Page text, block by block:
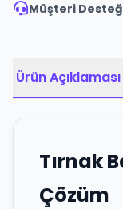
Müşteri
Ürün Açıklaması
Tırnak
Çözüm